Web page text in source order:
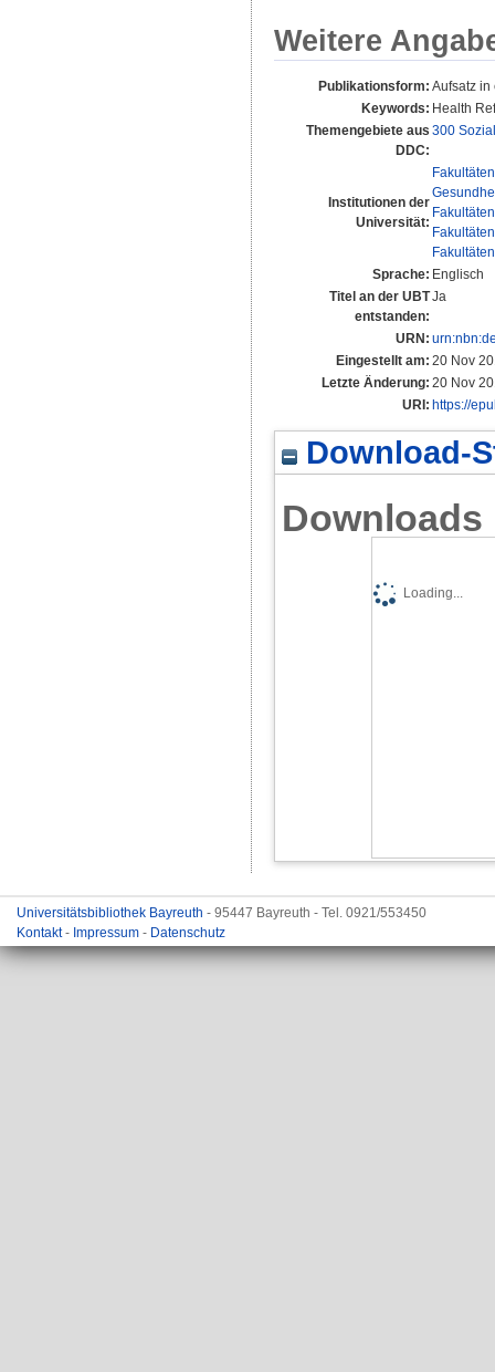
Weitere
Publikationsform: Aufsatz in
Keywords: Health
Themengebiete aus
DDC:
300
Institutionen der
Universität:
Fakultäten
Fakultäten
Fakultäten
Fakultäten
Sprache: Englisch
Titel an der UBT
entstanden:
Ja
URN:
Eingestellt am: 20 Nov
Letzte Änderung: 20 Nov
URI: https://
Download-
Downloads
Loading...
Universitätsbibliothek Bayreuth - 95447 Bayreuth - Tel. 0921/553450
Kontakt- Impressum - Datenschutz